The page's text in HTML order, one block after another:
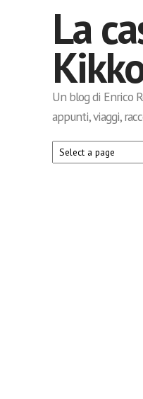
La
Un blog di Enrico
appunti, viaggi,